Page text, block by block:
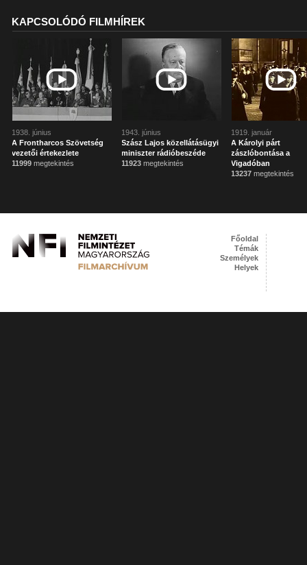
KAPCSOLÓDÓ FILMHÍREK
1938. június
A Frontharcos Szövetség
vezetői értekezlete
11999 megtekintés
1943. június
Szász Lajos közellátásügyi
miniszter rádióbeszéde
11923 megtekintés
1919. január
A Károlyi párt
zászlóbontása a
Vigadóban
13237 megtekintés
Főoldal
Témák
Személyek
Helyek